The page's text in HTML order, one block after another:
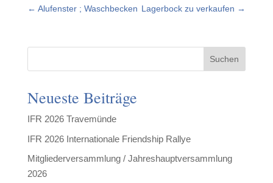
← Alufenster ; Waschbecken Lagerbock zu verkaufen →
Suchen
Neueste Beiträge
IFR 2026 Travemünde
IFR 2026 Internationale Friendship Rallye
Mitgliederversammlung / Jahreshauptversammlung
2026